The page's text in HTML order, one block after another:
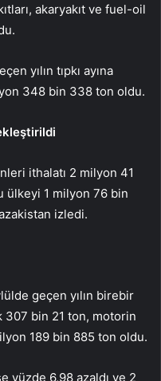
akaryakıt ve fuel-oil
yılın tıpkı ayına
348 bin 338 ton oldu.
ithalatı 2 milyon 41
ülkeyi 1 milyon 76 bin
izledi.
geçen yılın birebir
307 bin 21 ton, motorin
189 bin 885 ton oldu.
yüzde 6,98 azaldı ve 2